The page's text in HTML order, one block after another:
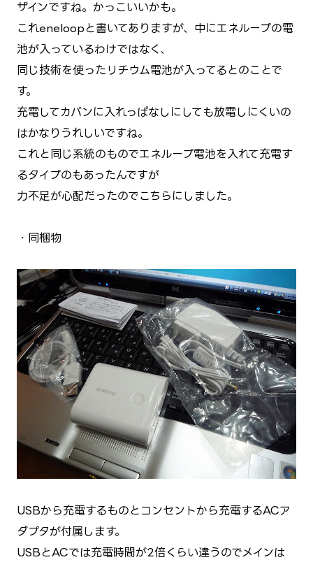
ザインですね。かっこいいかも。
これeneloopと書いてありますが、中にエネループの電
池が入っているわけではなく、
同じ技術を使ったリチウム電池が入ってるとのことで
す。
充電してカバンに入れっぱなしにしても放電しにくいの
はかなりうれしいですね。
これと同じ系統のものでエネループ電池を入れて充電す
るタイプのもあったんですが
力不足が心配だったのでこちらにしました。
・同梱物
USBから充電するものとコンセントから充電するACア
ダプタが付属します。
USBとACでは充電時間が2倍くらい違うのでメインは